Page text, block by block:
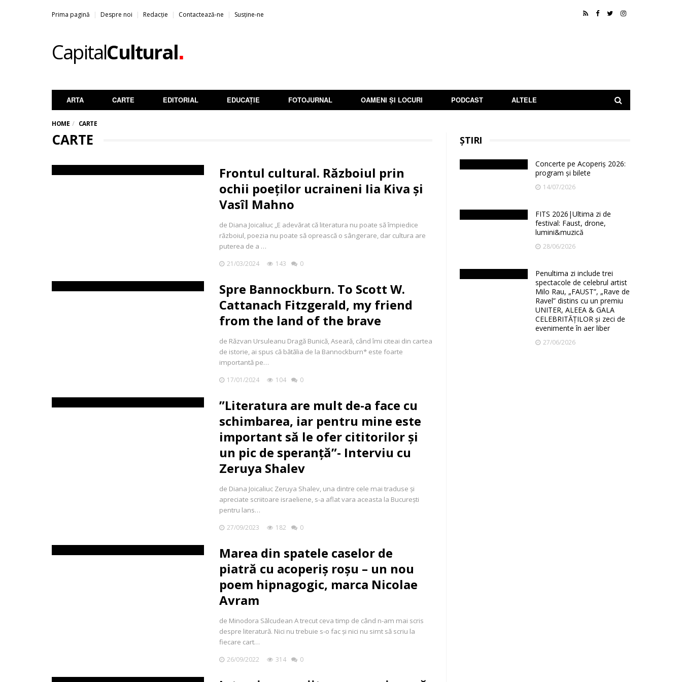
Prima pagină Despre noi Redacție Contactează-ne Susține-ne
CapitalCultural.
ARTA CARTE EDITORIAL EDUCAȚIE FOTOJURNAL OAMENI ȘI LOCURI PODCAST ALTELE
HOME CARTE
CARTE
Frontul cultural. Războiul prin
ochii poeților ucraineni Iia Kiva și
Vasîl Mahno
de Diana Joicaliuc „E adevărat că literatura nu poate să împiedice
războiul, poezia nu poate să oprească o sângerare, dar cultura are
puterea de a …
21/03/2024 143 0
Spre Bannockburn. To Scott W.
Cattanach Fitzgerald, my friend
from the land of the brave
de Răzvan Ursuleanu Dragă Bunică, Aseară, când îmi citeai din cartea
de istorie, ai spus că bătălia de la Bannockburn* este foarte
importantă pe…
17/01/2024 104 0
”Literatura are mult de-a face cu
schimbarea, iar pentru mine este
important să le ofer cititorilor și
un pic de speranță”- Interviu cu
Zeruya Shalev
de Diana Joicaliuc Zeruya Shalev, una dintre cele mai traduse și
apreciate scriitoare israeliene, s-a aflat vara aceasta la București
pentru lans…
27/09/2023 182 0
Marea din spatele caselor de
piatră cu acoperiș roșu – un nou
poem hipnagogic, marca Nicolae
Avram
de Minodora Sălcudean A trecut ceva timp de când n-am mai scris
despre literatură. Nici nu trebuie s-o fac și nici nu simt să scriu la
fiecare cart…
26/09/2022 314 0
ȘTIRI
Concerte pe Acoperiș 2026:
program și bilete
14/07/2026
FITS 2026|Ultima zi de
festival: Faust, drone,
lumini&muzică
28/06/2026
Penultima zi include trei
spectacole de celebrul artist
Milo Rau, „FAUST”, „Rave de
Ravel” distins cu un premiu
UNITER, ALEEA & GALA
CELEBRITĂȚILOR și zeci de
evenimente în aer liber
27/06/2026